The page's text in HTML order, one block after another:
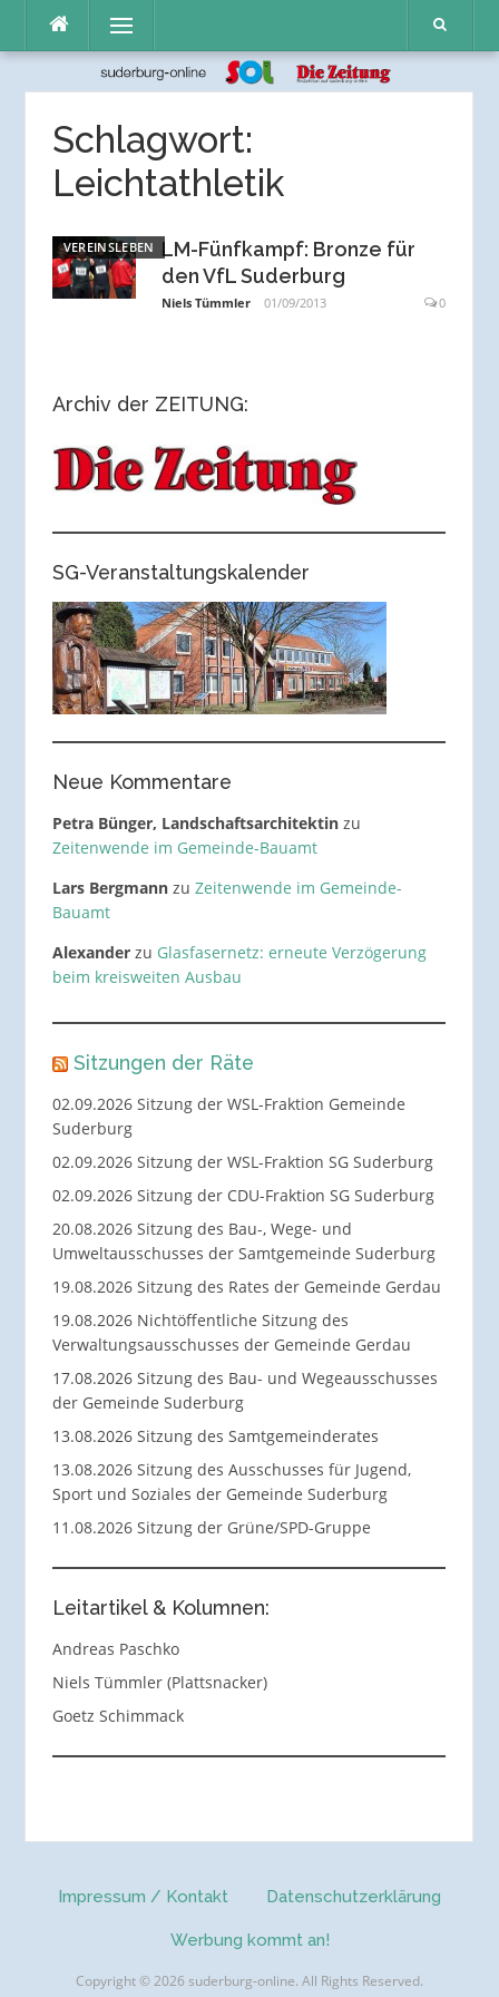
Inhalt
Menü
Schlagwort:
Leichtathletik
VEREINSLEBEN LM-Fünfkampf: Bronze für
den VfL Suderburg
Niels Tümmler 01/09/2013 0
Archiv der ZEITUNG:
SG-Veranstaltungskalender
Neue Kommentare
Petra Bünger, Landschaftsarchitektinzu
Zeitenwende im Gemeinde-Bauamt
Lars Bergmannzu Zeitenwende im Gemeinde-
Bauamt
Alexanderzu Glasfasernetz: erneute Verzögerung
beim kreisweiten Ausbau
Sitzungen der Räte
02.09.2026 Sitzung der WSL-Fraktion Gemeinde
Suderburg
02.09.2026 Sitzung der WSL-Fraktion SG Suderburg
02.09.2026 Sitzung der CDU-Fraktion SG Suderburg
20.08.2026 Sitzung des Bau-, Wege- und
Umweltausschusses der Samtgemeinde Suderburg
19.08.2026 Sitzung des Rates der Gemeinde Gerdau
19.08.2026 Nichtöffentliche Sitzung des
Verwaltungsausschusses der Gemeinde Gerdau
17.08.2026 Sitzung des Bau- und Wegeausschusses
der Gemeinde Suderburg
13.08.2026 Sitzung des Samtgemeinderates
13.08.2026 Sitzung des Ausschusses für Jugend,
Sport und Soziales der Gemeinde Suderburg
11.08.2026 Sitzung der Grüne/SPD-Gruppe
Leitartikel & Kolumnen:
Andreas Paschko
Niels Tümmler (Plattsnacker)
Goetz Schimmack
Impressum / Kontakt Datenschutzerklärung
Werbung kommt an!
Copyright © 2026 suderburg-online. All Rights Reserved.